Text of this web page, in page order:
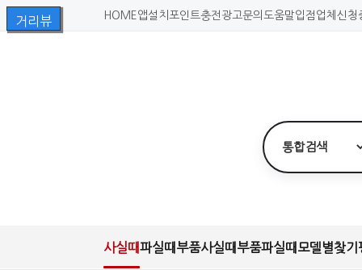
HOME 앱설치 포인트충전 광고문의 도움말입점업체신청
사실때파실때 부품사실때 부품파실때 모델별찾기